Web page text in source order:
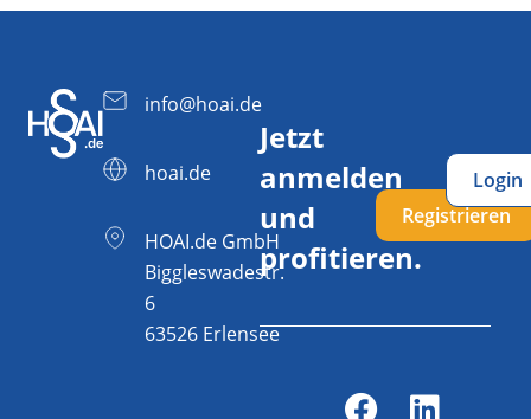
info@hoai.de
hoai.de
HOAI.de GmbH
Biggleswadestr.
6
63526 Erlensee
Jetzt
anmelden
und
profitieren.
Registrieren
Login